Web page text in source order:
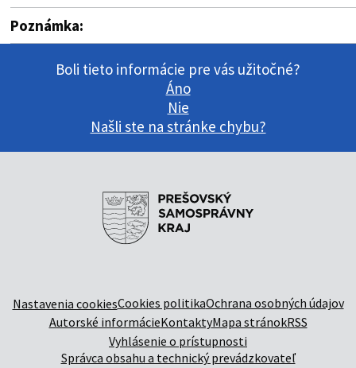
Poznámka:
Boli tieto informácie pre vás užitočné?
Áno
Nie
Našli ste na stránke chybu?
Nastavenia cookiesCookies politikaOchrana osobných údajov
Autorské informácieKontaktyMapa stránokRSS
Vyhlásenie o prístupnosti
Správca obsahu a technický prevádzkovateľ